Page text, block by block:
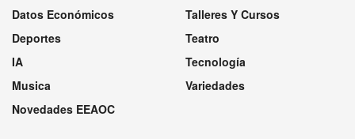
Datos Económicos
Deportes
IA
Musica
Novedades EEAOC
Talleres Y Cursos
Teatro
Tecnología
Variedades